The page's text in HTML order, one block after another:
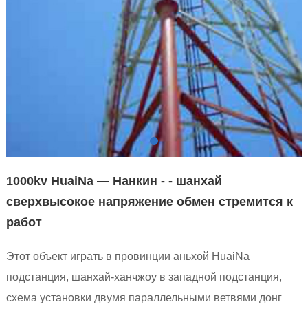
1000kv HuaiNa — Нанкин - - шанхай
сверхвысокое напряжение обмен стремится к
работ
Этот объект играть в провинции аньхой HuaiNa
подстанция, шанхай-ханчжоу в западной подстанция,
схема установки двумя параллельными ветвями донг